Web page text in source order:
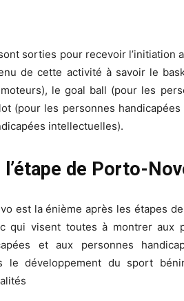
sorties pour recevoir l’initiation
de cette activité à savoir le
le goal ball (pour les
(pour les personnes
intellectuelles).
de Porto-
est la énième après les étapes de
qui visent toutes à montrer aux
et aux personnes
développement du sport